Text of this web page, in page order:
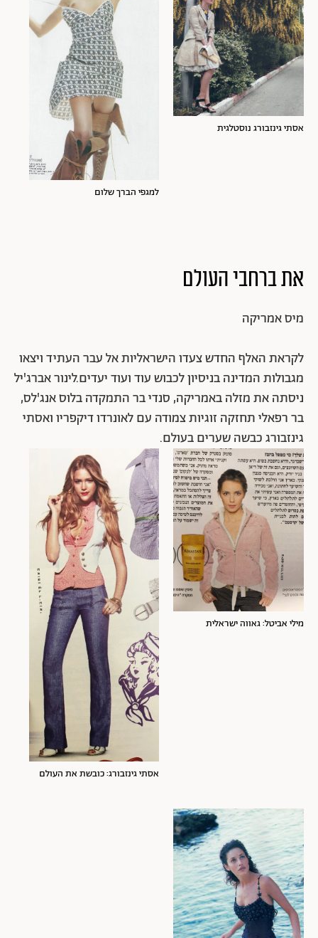
אסתי גינזבורג נוסטלגית
למגפי הברך שלום
את ברחבי העולם
מיס אמריקה
לקראת האלף החדש צעדו הישראליות אל עבר העתיד ויצאו
מגבולות המדינה בניסיון לכבוש עוד ועוד יעדים.לינור אברג'יל
ניסתה את מזלה באמריקה, סנדי בר התמקדה בלוס אנג'לס,
בר רפאלי תחזקה זוגיות צמודה עם לאונרדו דיקפריו ואסתי
גינזבורג כבשה שערים בעולם.
מילי אביטל: גאווה ישראלית
אסתי גינזבורג: כובשת את העולם